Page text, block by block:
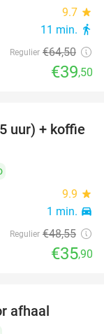
9.7 star
11 min. directions_walk
Regulier €64,50
€39,50
26%
uur) + koffie
9.9 star
1 min. directions_car
Regulier €48,55
€35,90
afhaal